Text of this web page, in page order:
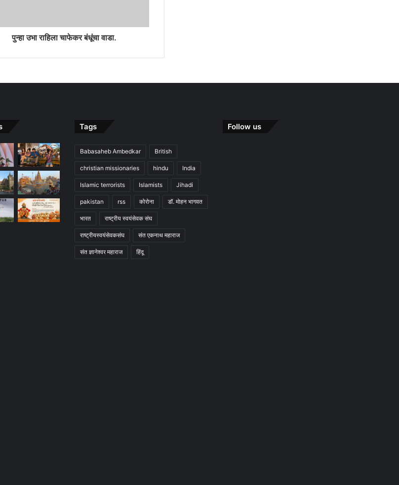
पुन्हा उभा राहिला चाफेकर बंधूंचा वाडा.
Tags
Babasaheb Ambedkar British
christian missionaries hindu India
Islamic terrorists Islamists Jihadi
pakistan rss कोरोना डॉ. मोहन भागवत
भारत राष्ट्रीय स्वयंसेवक संघ
राष्ट्रीयस्वयंसेवकसंघ संत एकनाथ महाराज
संत ज्ञानेश्वर महाराज हिंदू
Follow us